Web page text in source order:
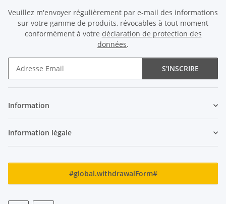
Veuillez m'envoyer régulièrement par e-mail des informations
sur votre gamme de produits, révocables à tout moment
conformément à votre déclaration de protection des
données.
S'INSCRIRE
Information
Information légale
#global.withdrawalForm#